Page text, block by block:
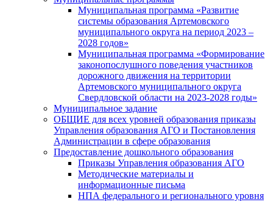
Муниципальная программа «Развитие
системы образования Артемовского
муниципального округа на период 2023 –
2028 годов»
Муниципальная программа «Формирование
законопослушного поведения участников
дорожного движения на территории
Артемовского муниципального округа
Свердловской области на 2023-2028 годы»
Муниципальное задание
ОБЩИЕ для всех уровней образования приказы
Управления образования АГО и Постановления
Администрации в сфере образования
Предоставление дошкольного образования
Приказы Управления образования АГО
Методические материалы и
информационные письма
НПА федерального и регионального уровня